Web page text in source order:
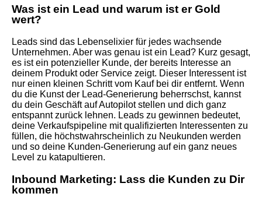
Was ist ein Lead und warum ist er Gold
wert?
Leads sind das Lebenselixier für jedes wachsende
Unternehmen. Aber was genau ist ein Lead? Kurz gesagt,
es ist ein potenzieller Kunde, der bereits Interesse an
deinem Produkt oder Service zeigt. Dieser Interessent ist
nur einen kleinen Schritt vom Kauf bei dir entfernt. Wenn
du die Kunst der Lead-Generierung beherrschst, kannst
du dein Geschäft auf Autopilot stellen und dich ganz
entspannt zurück lehnen. Leads zu gewinnen bedeutet,
deine Verkaufspipeline mit qualifizierten Interessenten zu
füllen, die höchstwahrscheinlich zu Neukunden werden
und so deine Kunden-Generierung auf ein ganz neues
Level zu katapultieren.
Inbound Marketing: Lass die Kunden zu Dir
kommen